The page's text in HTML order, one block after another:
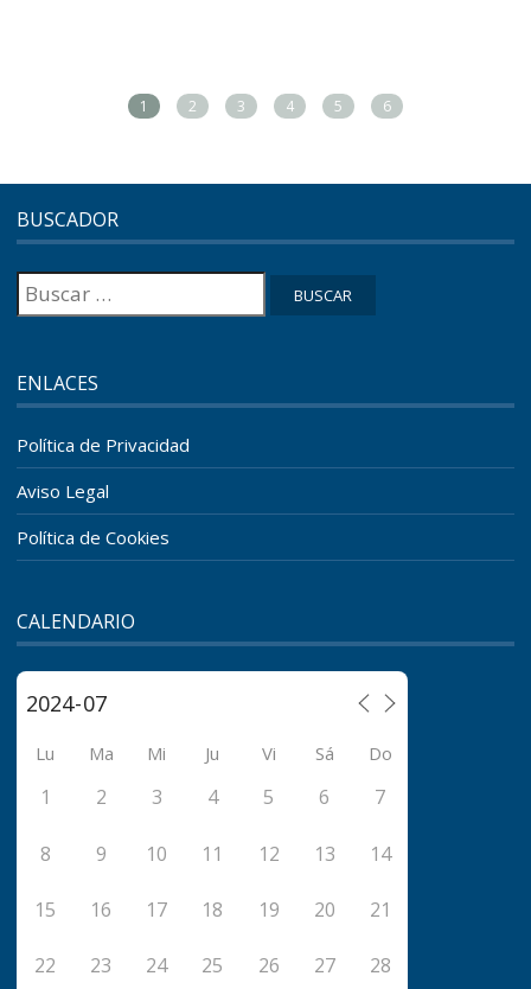
1 2 3 4 5 6
BUSCADOR
Buscar:
ENLACES
Política de Privacidad
Aviso Legal
Política de Cookies
CALENDARIO
Lu Ma Mi Ju Vi Sá Do
1 2 3 4 5 6 7
8 9 10 11 12 13 14
15 16 17 18 19 20 21
22 23 24 25 26 27 28